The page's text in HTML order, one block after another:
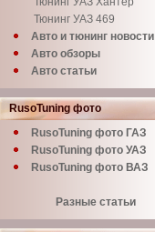
Тюнинг УАЗ 469
Авто и тюнинг новости
Авто обзоры
Авто статьи
RusoTuning фото
RusoTuning фото ГАЗ
RusoTuning фото УАЗ
RusoTuning фото ВАЗ
Разные статьи